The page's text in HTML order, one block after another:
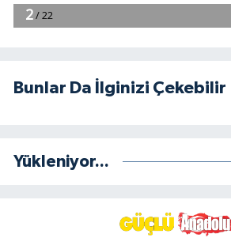
Bunlar Da İlginizi Çekebilir
Yükleniyor...